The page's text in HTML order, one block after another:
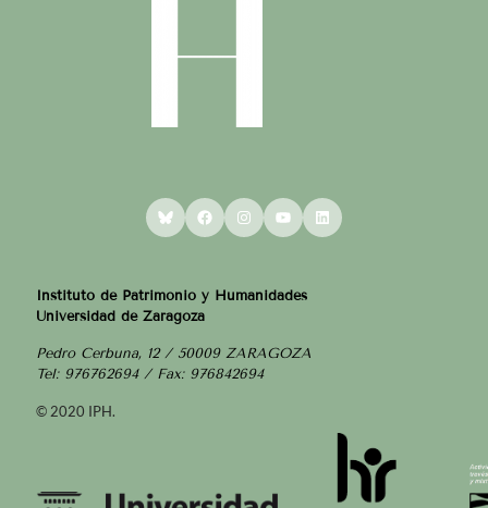
BlueskyFacebookInstagram
YouTubeLinkedIn
Instituto de Patrimonio y Humanidades
Universidad de Zaragoza
Pedro Cerbuna, 12 / 50009 ZARAGOZA
Tel: 976762694 / Fax: 976842694
© 2020 IPH.